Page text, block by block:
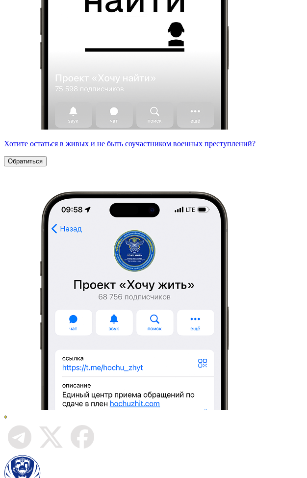
Хотите остаться в живых и не быть соучастником военных преступлений?
Обратиться